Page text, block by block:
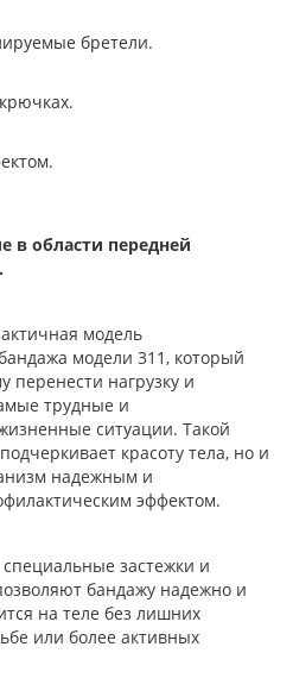
бретели.
в области передней
модель
модели 311, который
перенести нагрузку и
трудные и
ситуации. Такой
красоту тела, но и
надежным и
эффектом.
застежки и
бандажу надежно и
на теле без лишних
или более активных